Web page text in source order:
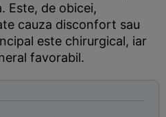
Este, de obicei,
cauza disconfort sau
este chirurgical, iar
favorabil.